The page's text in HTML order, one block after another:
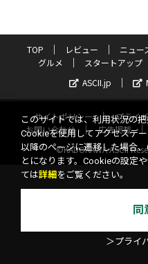
TOP レビュー ニュー
グルメ
スタートアップ
ASCII.jp
サイトポリシー プライ
お問い合わせ
広告掲載
©KADOKAWA ASCII
このサイトでは、利用状況の
Cookieを使用してアクセスデ
以降のページに遷移した場合
とになります。Cookieの設定
ては詳細 をご覧ください。
同
＞プライ